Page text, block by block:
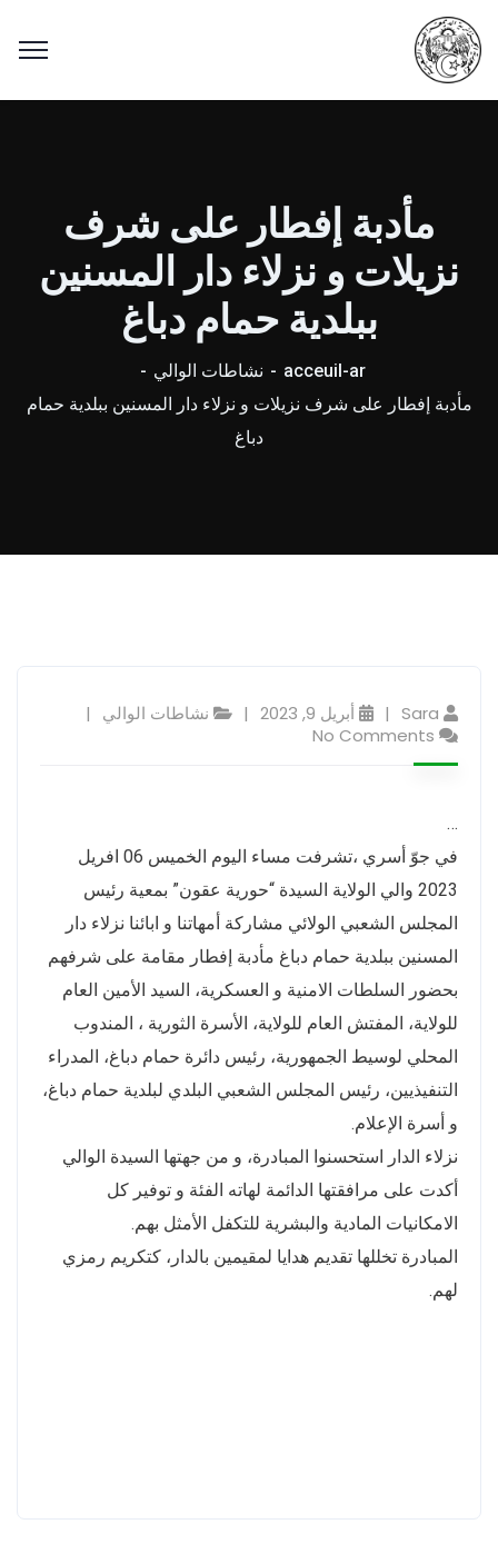
مأدبة إفطار على شرف
نزيلات و نزلاء دار المسنين
ببلدية حمام دباغ
acceuil-ar
نشاطات الوالي
مأدبة إفطار على شرف نزيلات و نزلاء دار المسنين ببلدية حمام
دباغ
Sara أبريل 9, 2023
نشاطات الوالي
No Comments
…
في جوّ أسري ،تشرفت مساء اليوم الخميس 06 افريل
2023 والي الولاية السيدة “حورية عقون” بمعية رئيس
المجلس الشعبي الولائي مشاركة أمهاتنا و ابائنا نزلاء دار
المسنين ببلدية حمام دباغ مأدبة إفطار مقامة على شرفهم
بحضور السلطات الامنية و العسكرية، السيد الأمين العام
للولاية، المفتش العام للولاية، الأسرة الثورية ، المندوب
المحلي لوسيط الجمهورية، رئيس دائرة حمام دباغ، المدراء
التنفيذيين، رئيس المجلس الشعبي البلدي لبلدية حمام دباغ،
و أسرة الإعلام.
نزلاء الدار استحسنوا المبادرة، و من جهتها السيدة الوالي
أكدت على مرافقتها الدائمة لهاته الفئة و توفير كل
الامكانيات المادية والبشرية للتكفل الأمثل بهم.
المبادرة تخللها تقديم هدايا لمقيمين بالدار، كتكريم رمزي
لهم.